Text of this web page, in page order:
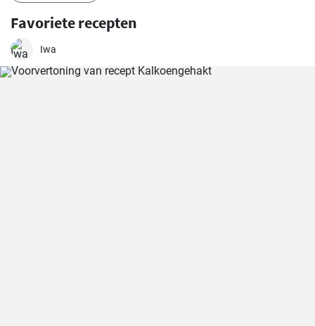
Favoriete recepten
Iwa